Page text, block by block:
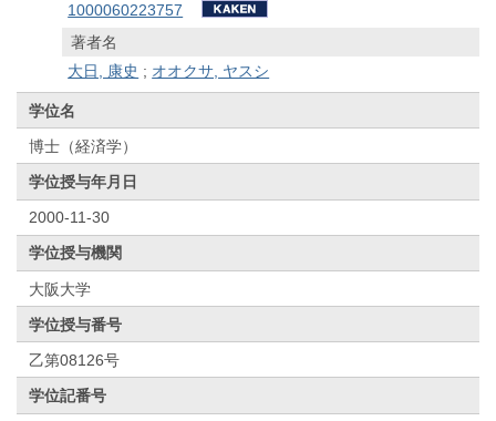
1000060223757
著者名
大日, 康史 ; オオクサ, ヤスシ
学位名
博士（経済学）
学位授与年月日
2000-11-30
学位授与機関
大阪大学
学位授与番号
乙第08126号
学位記番号